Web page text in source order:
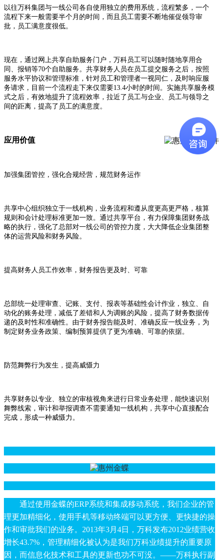
以往万科集团与一线公司各自使用独立的费用系统，流程繁多，一个
流程下来一般需要半个月的时间，而且员工需要不断地催促领导审
批，员工满意度很低。
现在，通过网上共享自助服务门户，万科员工可以随时随地享用合
同、报销等70个自助服务。共享财务人员在员工提交服务之后，按照
服务水平协议和管理标准，针对员工和管理者一视同仁，及时响应服
务请求，目前一个流程走下来仅需要13.4小时的时间。实施共享服务模
式之后，有效地提升了流程效率，拉近了员工与企业、员工与领导之
间的距离，提高了员工的满意度。
应用价值
加强集团管控，强化合规经营，规范财务运作
共享中心组织独立于一线机构，业务流程和遵从度更高更严格，核算
规则和会计处理标准更加一致。通过共享平台，有力保障集团财务战
略的执行，强化了总部对一线公司的管控力度，大大降低企业集团整
体的运营风险和财务风险。
提高财务人员工作效率，财务报告更及时、可靠
总部统一处理审查、记账、支付、报表等基础性会计作业，独立、自
动化的账务处理，减低了差错和人为调账的风险，提高了财务数据传
递的及时性和准确性。由于财务报告能及时、准确反应一线业务，为
制定财务业务政策、编制预算提供了更为准确、可靠的依据。
防范舞弊行为发生，提高威慑力
共享财务以专业、独立的审核视角来进行日常业务处理，能快速识别
舞弊线索，审计和举报调查不需要通知一线机构，共享中心直接配合
完成，形成一种威慑力。
通过使用金蝶的ERP系统和集成移动系统，我们企业的管
理更加精细化，使用手机等移动终端可以更方便、更快捷的操
作和审批我们的业务。2013年3月4日，万科发布2012业绩营收
增长43.7%，管理精细化被认为是我们万科业绩提升的重要原
因，而信息化技术和工具的更新也功不可没。——万科执行副